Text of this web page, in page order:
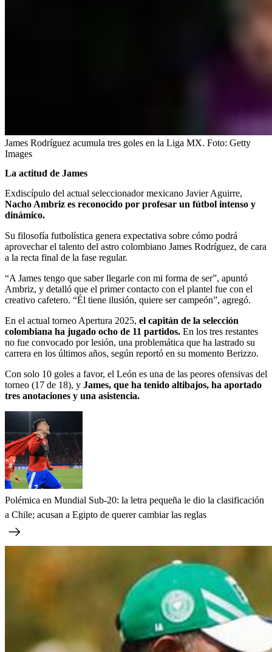
James Rodríguez acumula tres goles en la Liga MX. Foto: Getty
Images
La actitud de James
Exdiscípulo del actual seleccionador mexicano Javier Aguirre,
Nacho Ambriz es reconocido por profesar un fútbol intenso y
dinámico.
Su filosofía futbolística genera expectativa sobre cómo podrá
aprovechar el talento del astro colombiano James Rodríguez, de cara
a la recta final de la fase regular.
“A James tengo que saber llegarle con mi forma de ser”, apuntó
Ambriz, y detalló que el primer contacto con el plantel fue con el
creativo cafetero. “Él tiene ilusión, quiere ser campeón”, agregó.
En el actual torneo Apertura 2025, el capitán de la selección
colombiana ha jugado ocho de 11 partidos. En los tres restantes
no fue convocado por lesión, una problemática que ha lastrado su
carrera en los últimos años, según reportó en su momento Berizzo.
Con solo 10 goles a favor, el León es una de las peores ofensivas del
torneo (17 de 18), y James, que ha tenido altibajos, ha aportado
tres anotaciones y una asistencia.
Polémica en Mundial Sub-20: la letra pequeña le dio la clasificación
a Chile; acusan a Egipto de querer cambiar las reglas